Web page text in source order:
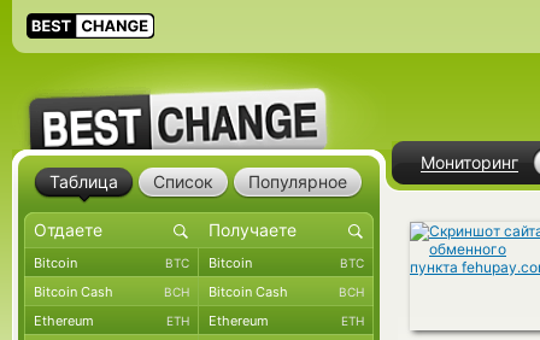
Мониторинг
Таблица Список Популярное
Bitcoin BTC Bitcoin BTC
Bitcoin Cash BCH Bitcoin Cash BCH
Ethereum ETH Ethereum ETH